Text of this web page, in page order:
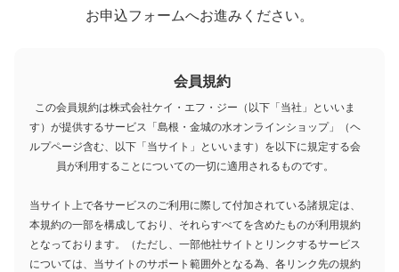
お申込フォームへお進みください。
会員規約
この会員規約は株式会社ケイ・エフ・ジー（以下「当社」といいま
す）が提供するサービス「島根・金城の水オンラインショップ」（ヘ
ルプページ含む、以下「当サイト」といいます）を以下に規定する会
員が利用することについての一切に適用されるものです。
当サイト上で各サービスのご利用に際して付加されている諸規定は、
本規約の一部を構成しており、それらすべてを含めたものが利用規約
となっております。（ただし、一部他社サイトとリンクするサービス
については、当サイトのサポート範囲外となる為、各リンク先の規約